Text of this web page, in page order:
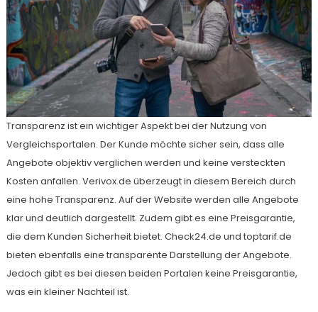
Transparenz ist ein wichtiger Aspekt bei der Nutzung von
Vergleichsportalen. Der Kunde möchte sicher sein, dass alle
Angebote objektiv verglichen werden und keine versteckten
Kosten anfallen. Verivox.de überzeugt in diesem Bereich durch
eine hohe Transparenz. Auf der Website werden alle Angebote
klar und deutlich dargestellt. Zudem gibt es eine Preisgarantie,
die dem Kunden Sicherheit bietet. Check24.de und toptarif.de
bieten ebenfalls eine transparente Darstellung der Angebote.
Jedoch gibt es bei diesen beiden Portalen keine Preisgarantie,
was ein kleiner Nachteil ist.